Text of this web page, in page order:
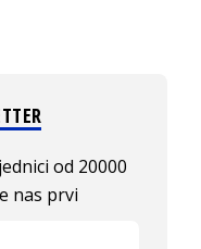
od 20000
nas prvi